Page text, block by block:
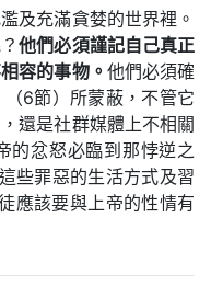
及充滿貪婪的世界裡。
他們必須謹記自己真正
容的事物。 他們必須確
6節）所蒙蔽，不管它
還是社群媒體上不相關
的忿怒必臨到那悖逆之
些罪惡的生活方式及習
應該要與上帝的性情有